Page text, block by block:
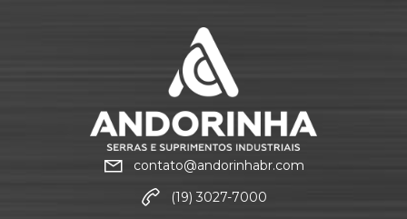
contato@andorinhabr.com
(19) 3027-7000